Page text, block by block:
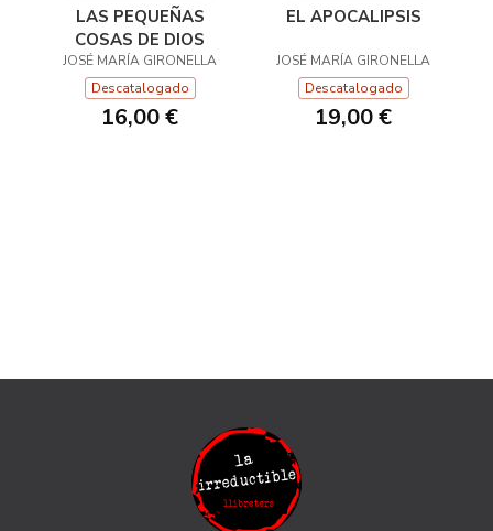
LAS PEQUEÑAS
COSAS DE DIOS
JOSÉ MARÍA GIRONELLA
Descatalogado
16,00 €
EL APOCALIPSIS
JOSÉ MARÍA GIRONELLA
Descatalogado
19,00 €